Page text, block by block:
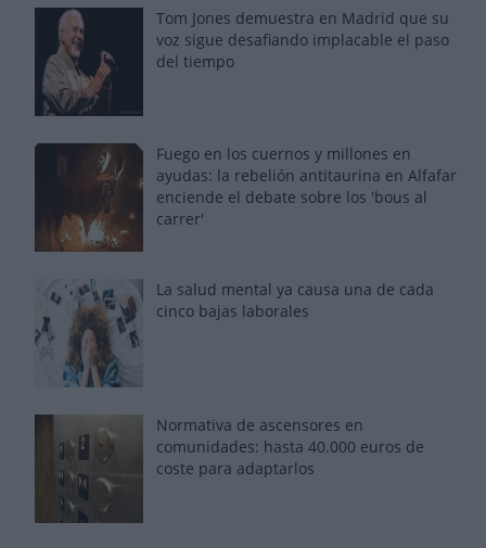
Tom Jones demuestra en Madrid que su
voz sigue desafiando implacable el paso
del tiempo
Fuego en los cuernos y millones en
ayudas: la rebelión antitaurina en Alfafar
enciende el debate sobre los 'bous al
carrer'
La salud mental ya causa una de cada
cinco bajas laborales
Normativa de ascensores en
comunidades: hasta 40.000 euros de
coste para adaptarlos